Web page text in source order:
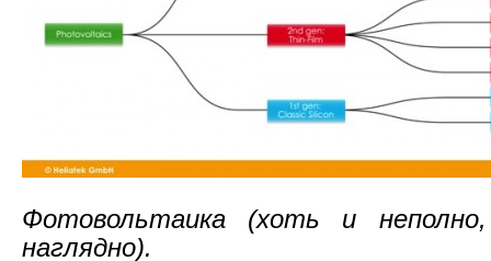
Фотовольтаика (хоть и
наглядно).